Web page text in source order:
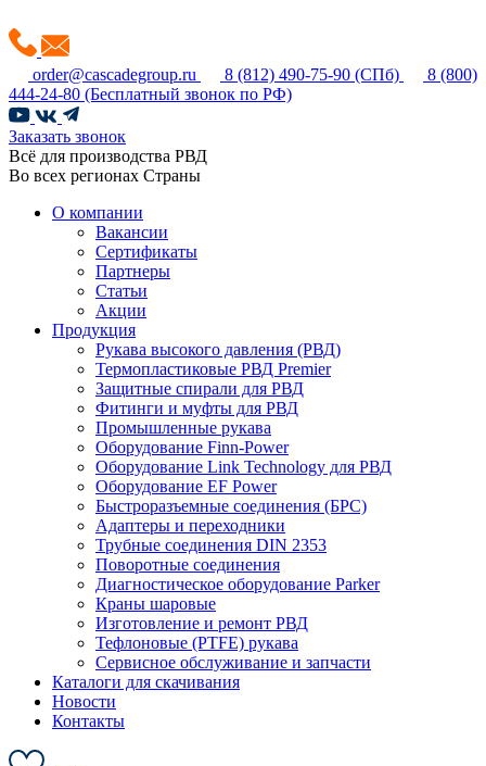
order@cascadegroup.ru 8 (812) 490-75-90 (СПб)
8 (800)
444-24-80 (Бесплатный звонок по РФ)
Заказать звонок
Всё для производства РВД
Во всех регионах Страны
О компании
Вакансии
Сертификаты
Партнеры
Статьи
Акции
Продукция
Рукава высокого давления (РВД)
Термопластиковые РВД Premier
Защитные спирали для РВД
Фитинги и муфты для РВД
Промышленные рукава
Оборудование Finn-Power
Оборудование Link Technology для РВД
Оборудование EF Power
Быстроразъемные соединения (БРС)
Адаптеры и переходники
Трубные соединения DIN 2353
Поворотные соединения
Диагностическое оборудование Parker
Краны шаровые
Изготовление и ремонт РВД
Тефлоновые (PTFE) рукава
Сервисное обслуживание и запчасти
Каталоги для скачивания
Новости
Контакты